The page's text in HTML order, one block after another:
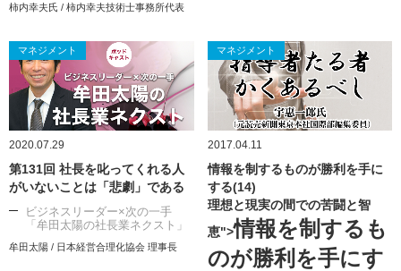
柿内幸夫氏 / 柿内幸夫技術士事務所代表
マネジメント
2020.07.29
第131回 社長を叱ってくれる人
がいないことは「悲劇」である
ビジネスリーダー×次の一手
「牟田太陽の社長業ネクスト」
牟田太陽 / 日本経営合理化協会 理事長
マネジメント
2017.04.11
情報を制するものが勝利を手に
する(14)
理想と現実の間での苦闘と智
恵">情報を制するも
のが勝利を手にす